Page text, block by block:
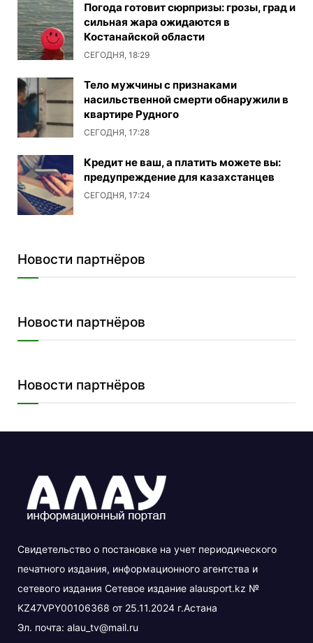
Погода готовит сюрпризы: грозы, град и
сильная жара ожидаются в
Костанайской области
СЕГОДНЯ, 18:29
Тело мужчины с признаками
насильственной смерти обнаружили в
квартире Рудного
СЕГОДНЯ, 17:28
Кредит не ваш, а платить можете вы:
предупреждение для казахстанцев
СЕГОДНЯ, 17:24
Новости партнёров
Новости партнёров
Новости партнёров
Свидетельство о постановке на учет периодического
печатного издания, информационного агентства и
сетевого издания Сетевое издание alausport.kz №
KZ47VPY00106368 от 25.11.2024 г.Астана
Эл. почта: alau_tv@mail.ru